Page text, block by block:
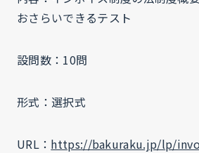
おさらいできるテスト
設問数：10問
形式：選択式
URL： https://bakuraku.jp/lp/